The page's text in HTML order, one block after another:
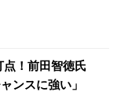
点！前田智徳氏
ンスに強い」